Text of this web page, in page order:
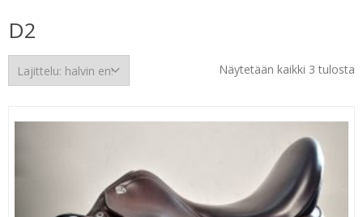
D2
Näytetään kaikki 3 tulosta